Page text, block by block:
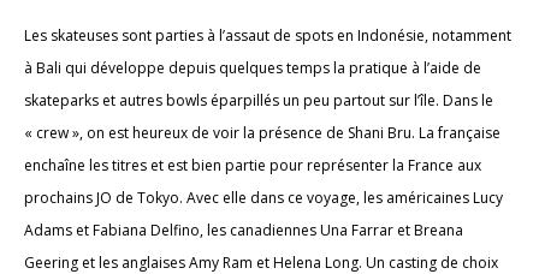
Les skateuses sont parties à l’assaut de spots en Indonésie, notamment
à Bali qui développe depuis quelques temps la pratique à l’aide de
skateparks et autres bowls éparpillés un peu partout sur l’île. Dans le
« crew », on est heureux de voir la présence de Shani Bru. La française
enchaîne les titres et est bien partie pour représenter la France aux
prochains JO de Tokyo. Avec elle dans ce voyage, les américaines Lucy
Adams et Fabiana Delfino, les canadiennes Una Farrar et Breana
Geering et les anglaises Amy Ram et Helena Long. Un casting de choix